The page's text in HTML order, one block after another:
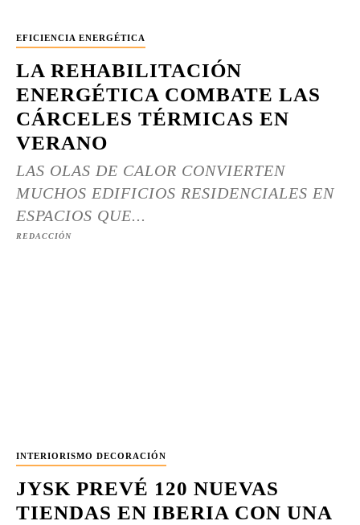
EFICIENCIA ENERGÉTICA
LA REHABILITACIÓN
ENERGÉTICA COMBATE LAS
CÁRCELES TÉRMICAS EN
VERANO
LAS OLAS DE CALOR CONVIERTEN
MUCHOS EDIFICIOS RESIDENCIALES EN
ESPACIOS QUE...
REDACCIÓN
INTERIORISMO DECORACIÓN
JYSK PREVÉ 120 NUEVAS
TIENDAS EN IBERIA CON UNA